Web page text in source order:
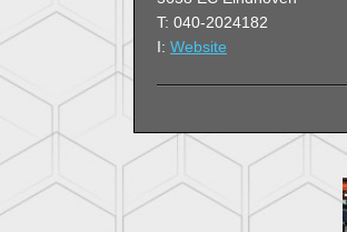
T: 040-2024182
I: Website